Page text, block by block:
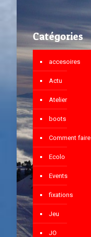
Catégories
accesoires
Actu
Atelier
boots
Comment faire
Ecolo
Events
fixations
Jeu
JO